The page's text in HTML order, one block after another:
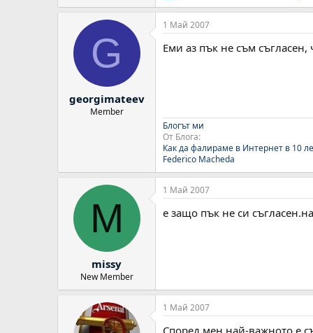
G
georgimateev
Member
1 Май 2007
Еми аз пък не съм
Блогът ми
От Блога:
Как да фалираме в Интернет в 10
Federico Macheda
M
missy
New Member
1 Май 2007
е защо пък не си
1 Май 2007